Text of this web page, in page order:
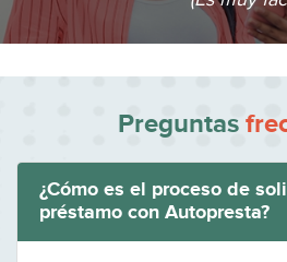
Preguntas
¿Cómo es el proceso de
préstamo con Autopresta?